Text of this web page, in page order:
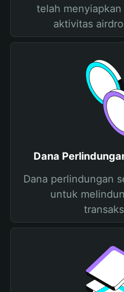
telah
aktivitas
Dana
Dana perlindungan
untuk